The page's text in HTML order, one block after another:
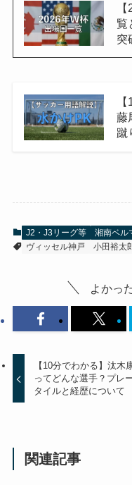
覧
突
藤
蹴
J2・J3リーグ等
湘南ベル
ヴィッセル神戸
小田裕太
よかっ
【10分でわかる】汰木
ってどんな選手？プレ
タイルと経歴について
関連記事